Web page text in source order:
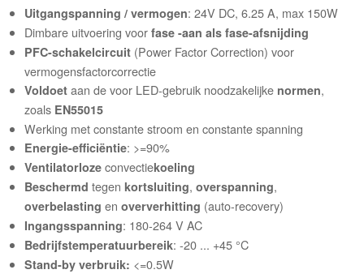
Uitgangspanning / vermogen: 24V DC, 6.25 A, max 150W
Dimbare uitvoering voor fase -aan als fase-afsnijding
PFC-schakelcircuit (Power Factor Correction) voor
vermogensfactorcorrectie
Voldoet aan de voor LED-gebruik noodzakelijke normen,
zoals EN55015
Werking met constante stroom en constante spanning
Energie-efficiëntie: >=90%
Ventilatorloze convectiekoeling
Beschermd tegenkortsluiting,overspanning,
overbelasting enoververhitting (auto-recovery)
Ingangsspanning: 180-264 V AC
Bedrijfstemperatuurbereik: -20 ... +45 °C
Stand-by verbruik: <=0.5W